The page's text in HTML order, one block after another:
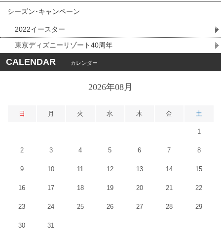
シーズン･キャンペーン
2022イースター
東京ディズニーリゾート40周年
CALENDAR カレンダー
2026年08月
日 月 火 水 木 金 土
1
2 3 4 5 6 7 8
9 10 11 12 13 14 15
16 17 18 19 20 21 22
23 24 25 26 27 28 29
30 31